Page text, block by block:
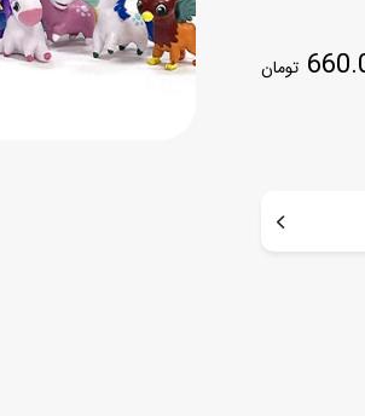
کیف پول
تومان